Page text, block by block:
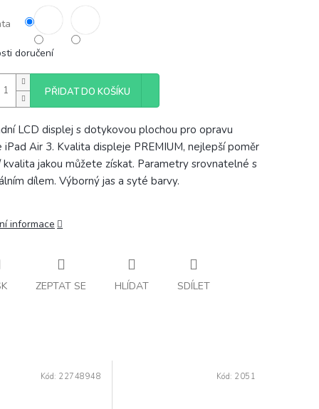
doručení
PŘIDAT DO KOŠÍKU
LCD displej s dotykovou plochou pro opravu
iPad Air 3. Kvalita displeje PREMIUM, nejlepší poměr
kvalita jakou můžete získat. Parametry srovnatelné s
dílem. Výborný jas a syté barvy.
informace
ZEPTAT SE HLÍDAT SDÍLET
Kód: 22748948 Kód: 2051